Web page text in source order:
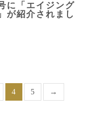
に「エイジング
が紹介されまし
4 5 →